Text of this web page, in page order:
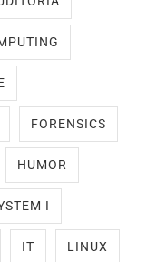
FORENSICS
HUMOR
I
IT LINUX